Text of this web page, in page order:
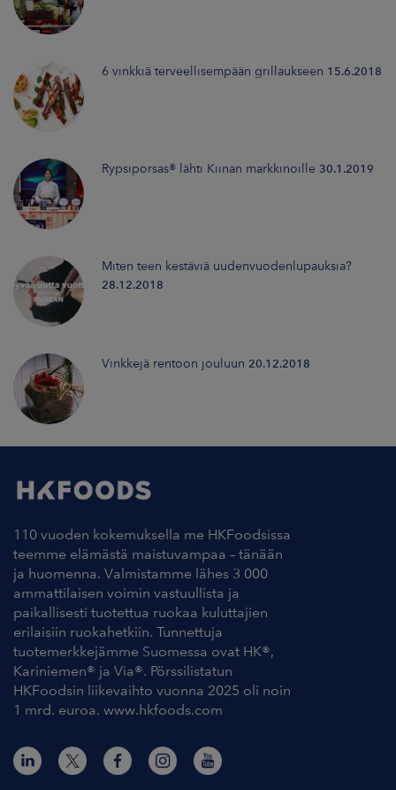
6 vinkkiä terveellisempään grillaukseen 15.6.2018
Rypsiporsas® lähti Kiinan markkinoille 30.1.2019
Miten teen kestäviä uudenvuodenlupauksia?
28.12.2018
Vinkkejä rentoon jouluun 20.12.2018
110 vuoden kokemuksella me HKFoodsissa
teemme elämästä maistuvampaa – tänään
ja huomenna. Valmistamme lähes 3 000
ammattilaisen voimin vastuullista ja
paikallisesti tuotettua ruokaa kuluttajien
erilaisiin ruokahetkiin. Tunnettuja
tuotemerkkejämme Suomessa ovat HK®,
Kariniemen® ja Via®. Pörssilistatun
HKFoodsin liikevaihto vuonna 2025 oli noin
1 mrd. euroa. www.hkfoods.com